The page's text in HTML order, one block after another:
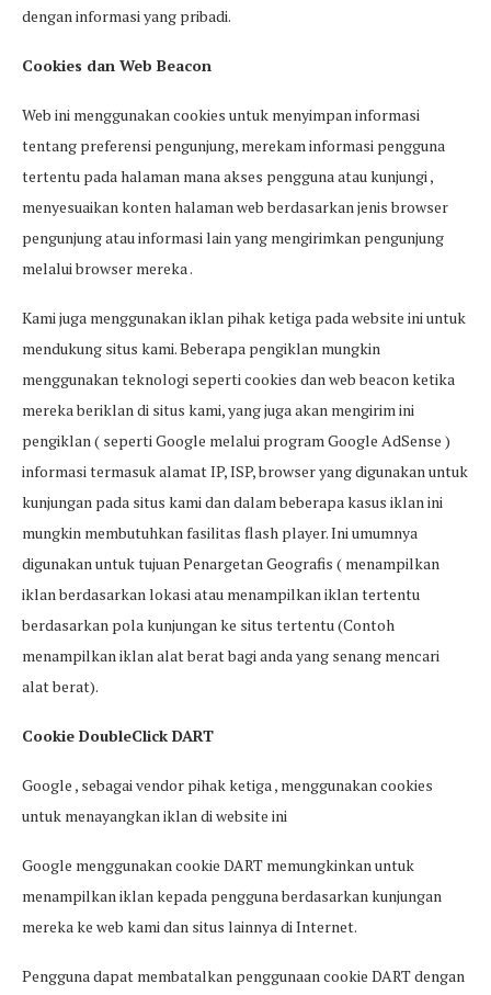
dengan informasi yang pribadi.
Cookies dan Web Beacon
Web ini menggunakan cookies untuk menyimpan informasi
tentang preferensi pengunjung, merekam informasi pengguna
tertentu pada halaman mana akses pengguna atau kunjungi ,
menyesuaikan konten halaman web berdasarkan jenis browser
pengunjung atau informasi lain yang mengirimkan pengunjung
melalui browser mereka .
Kami juga menggunakan iklan pihak ketiga pada website ini untuk
mendukung situs kami. Beberapa pengiklan mungkin
menggunakan teknologi seperti cookies dan web beacon ketika
mereka beriklan di situs kami, yang juga akan mengirim ini
pengiklan ( seperti Google melalui program Google AdSense )
informasi termasuk alamat IP, ISP, browser yang digunakan untuk
kunjungan pada situs kami dan dalam beberapa kasus iklan ini
mungkin membutuhkan fasilitas flash player. Ini umumnya
digunakan untuk tujuan Penargetan Geografis ( menampilkan
iklan berdasarkan lokasi atau menampilkan iklan tertentu
berdasarkan pola kunjungan ke situs tertentu (Contoh
menampilkan iklan alat berat bagi anda yang senang mencari
alat berat).
Cookie DoubleClick DART
Google , sebagai vendor pihak ketiga , menggunakan cookies
untuk menayangkan iklan di website ini
Google menggunakan cookie DART memungkinkan untuk
menampilkan iklan kepada pengguna berdasarkan kunjungan
mereka ke web kami dan situs lainnya di Internet.
Pengguna dapat membatalkan penggunaan cookie DART dengan